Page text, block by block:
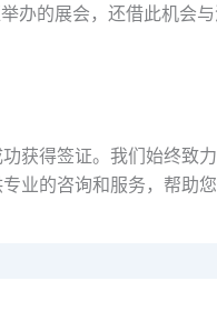
办的展会，还借此机会
获得签证。我们始终致
业的咨询和服务，帮助您